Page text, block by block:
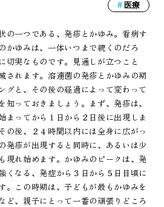
医療
の一つである、発疹とかゆみ。看病す
かゆみは、一体いつまで続くのだろ
切実なものです。見通しが立つこと
されます。溶連菌の発疹とかゆみの期
グと、その後の経過によって変わって
知っておきましょう。まず、発疹は、
まってから１日から２日後に出現しま
の後、２４時間以内には全身に広がっ
発疹が出現すると同時に、あるいは少
現れ始めます。かゆみのピークは、発
くなる、発症から３日から５日目頃に
。この時期は、子どもが最もかゆみを
ど、親子にとって一番の頑張りどころ